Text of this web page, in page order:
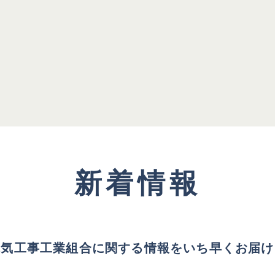
新着情報
工事工業組合に関する情報をいち早くお届